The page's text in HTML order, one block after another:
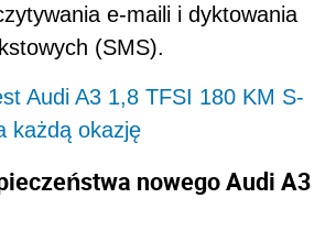
e-maili i dyktowania
(SMS).
Audi A3 1,8 TFSI 180 KM S-
każdą okazję
nowego Audi A3